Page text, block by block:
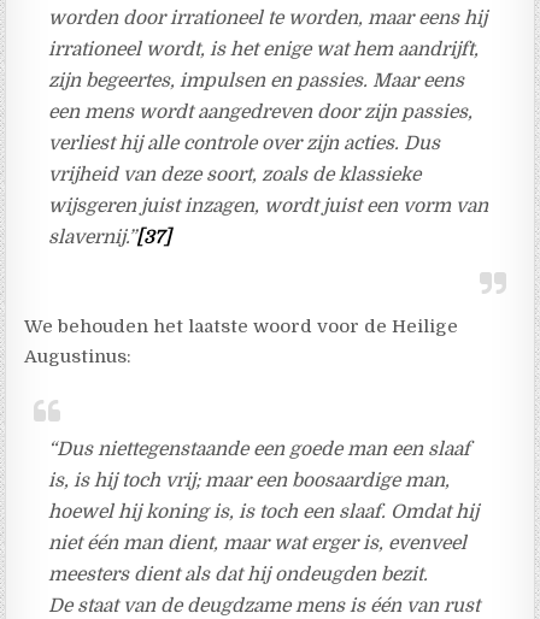
worden door irrationeel te worden, maar eens hij
irrationeel wordt, is het enige wat hem aandrijft,
zijn begeertes, impulsen en passies. Maar eens
een mens wordt aangedreven door zijn passies,
verliest hij alle controle over zijn acties. Dus
vrijheid van deze soort, zoals de klassieke
wijsgeren juist inzagen, wordt juist een vorm van
slavernij.”[37]
We behouden het laatste woord voor de Heilige
Augustinus:
“Dus niettegenstaande een goede man een slaaf
is, is hij toch vrij; maar een boosaardige man,
hoewel hij koning is, is toch een slaaf. Omdat hij
niet één man dient, maar wat erger is, evenveel
meesters dient als dat hij ondeugden bezit.
De staat van de deugdzame mens is één van rust